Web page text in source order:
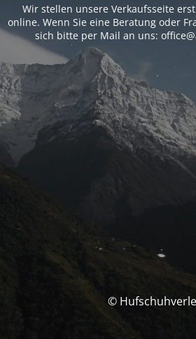
Wir stellen unsere Verkaufsseite
online. Wenn Sie eine Beratung oder
sich bitte per Mail an uns:
©